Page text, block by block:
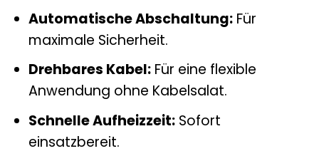
Automatische Abschaltung:Für
maximale Sicherheit.
Drehbares Kabel:Für eine flexible
Anwendung ohne Kabelsalat.
Schnelle Aufheizzeit:Sofort
einsatzbereit.